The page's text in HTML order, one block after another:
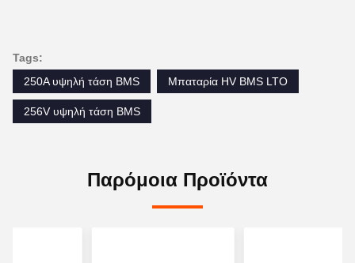
Tags:
250A υψηλή τάση BMS
Μπαταρία HV BMS LTO
256V υψηλή τάση BMS
Παρόμοια Προϊόντα